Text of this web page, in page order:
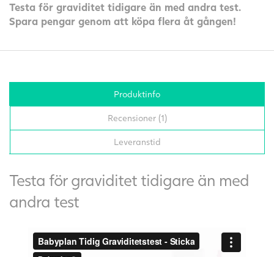
Testa för graviditet tidigare än med andra test.
Spara pengar genom att köpa flera åt gången!
Produktinfo
Recensioner (1)
Leveranstid
Testa för graviditet tidigare än med
andra test